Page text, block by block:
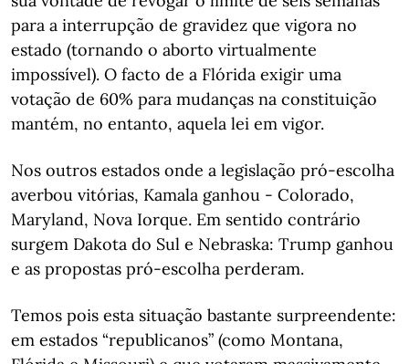
para a interrupção de gravidez que vigora no
estado (tornando o aborto virtualmente
impossível). O facto de a Flórida exigir uma
votação de 60% para mudanças na constituição
mantém, no entanto, aquela lei em vigor.
Nos outros estados onde a legislação pró-escolha
averbou vitórias, Kamala ganhou - Colorado,
Maryland, Nova Iorque. Em sentido contrário
surgem Dakota do Sul e Nebraska: Trump ganhou
e as propostas pró-escolha perderam.
Temos pois esta situação bastante surpreendente:
em estados “republicanos” (como Montana,